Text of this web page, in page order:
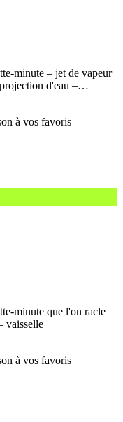
minute – jet de vapeur
d'eau –…
minute que l'on racle
vaisselle